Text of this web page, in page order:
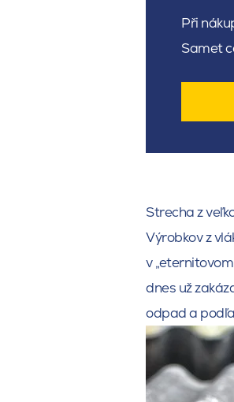
Při
Samet
Strecha z
Výrobkov z
v
dnes už
odpad a